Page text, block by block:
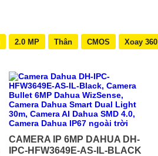
2.0 MP Thân CMOS Xoay 360
CAMERA IP 6MP DAHUA DH-
IPC-HFW3649E-AS-IL-BLACK